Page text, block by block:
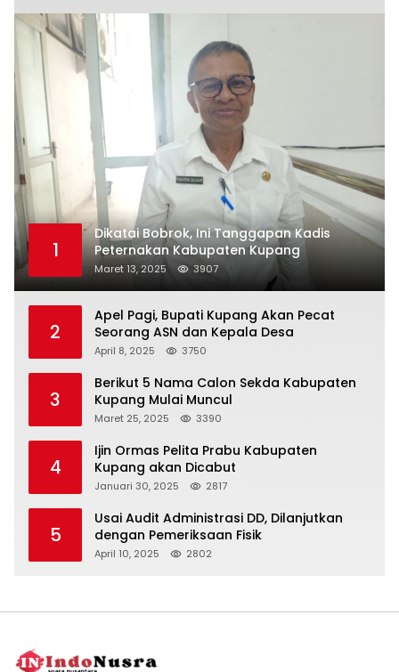
1
Dikatai Bobrok, Ini Tanggapan Kadis
Peternakan Kabupaten Kupang
Maret 13, 2025 3907
2
Apel Pagi, Bupati Kupang Akan Pecat
Seorang ASN dan Kepala Desa
April 8, 2025 3750
3
Berikut 5 Nama Calon Sekda Kabupaten
Kupang Mulai Muncul
Maret 25, 2025 3390
4
Ijin Ormas Pelita Prabu Kabupaten
Kupang akan Dicabut
Januari 30, 2025 2817
5
Usai Audit Administrasi DD, Dilanjutkan
dengan Pemeriksaan Fisik
April 10, 2025 2802